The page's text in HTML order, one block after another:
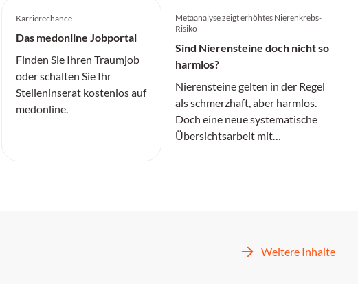
Karrierechance
Das medonline Jobportal
Finden Sie Ihren Traumjob
oder schalten Sie Ihr
Stelleninserat kostenlos auf
medonline.
Metaanalyse zeigt erhöhtes Nierenkrebs-
Risiko
Sind Nierensteine doch nicht so
harmlos?
Nierensteine gelten in der Regel
als schmerzhaft, aber harmlos.
Doch eine neue systematische
Übersichtsarbeit mit
Weitere Inhalte